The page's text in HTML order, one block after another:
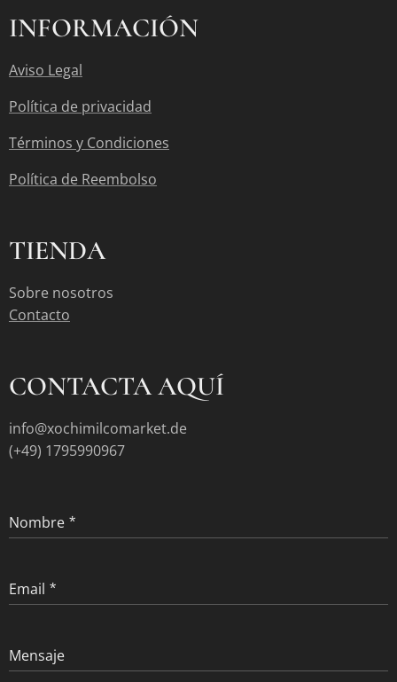
INFORMACIÓN
Aviso Legal
Política de privacidad
Términos y Condiciones
Política de Reembolso
TIENDA
Sobre nosotros
Contacto
CONTACTA AQUÍ
info@xochimilcomarket.de
(+49) 1795990967
Nombre
Email
Mensaje